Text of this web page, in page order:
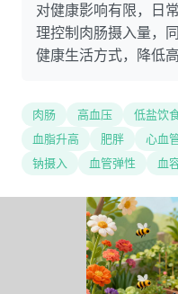
对健康影响有限，日
理控制肉肠摄入量，
健康生活方式，降低
肉肠 高血压 低盐饮
血脂升高
肥胖 心血
钠摄入
血管弹性 血